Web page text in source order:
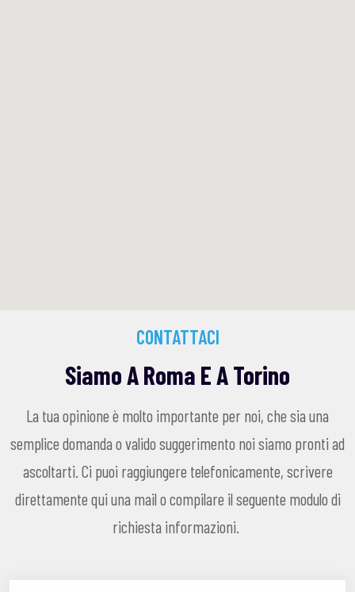
CONTATTACI
Siamo A Roma E A Torino
La tua opinione è molto importante per noi, che sia una
semplice domanda o valido suggerimento noi siamo pronti ad
ascoltarti. Ci puoi raggiungere telefonicamente, scrivere
direttamente qui una mail o compilare il seguente modulo di
richiesta informazioni.